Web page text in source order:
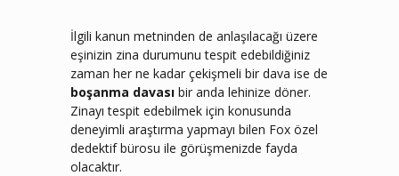
İlgili kanun metninden de anlaşılacağı üzere
eşinizin zina durumunu tespit edebildiğiniz
zaman her ne kadar çekişmeli bir dava ise de
boşanma davası bir anda lehinize döner.
Zinayı tespit edebilmek için konusunda
deneyimli araştırma yapmayı bilen Fox özel
dedektif bürosu ile görüşmenizde fayda
olacaktır.